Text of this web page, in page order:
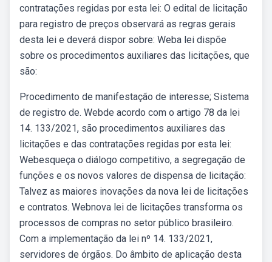
contratações regidas por esta lei: O edital de licitação
para registro de preços observará as regras gerais
desta lei e deverá dispor sobre: Weba lei dispõe
sobre os procedimentos auxiliares das licitações, que
são:
Procedimento de manifestação de interesse; Sistema
de registro de. Webde acordo com o artigo 78 da lei
14. 133/2021, são procedimentos auxiliares das
licitações e das contratações regidas por esta lei:
Webesqueça o diálogo competitivo, a segregação de
funções e os novos valores de dispensa de licitação:
Talvez as maiores inovações da nova lei de licitações
e contratos. Webnova lei de licitações transforma os
processos de compras no setor público brasileiro.
Com a implementação da lei nº 14. 133/2021,
servidores de órgãos. Do âmbito de aplicação desta